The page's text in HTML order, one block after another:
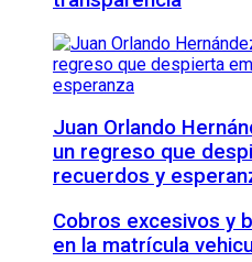
Juan Orlando
un regreso que
recuerdos y
Cobros excesivos y
en la matrícula